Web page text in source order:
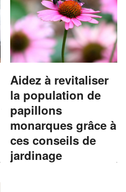
Aidez à revitaliser
la population de
papillons
monarques grâce à
ces conseils de
jardinage